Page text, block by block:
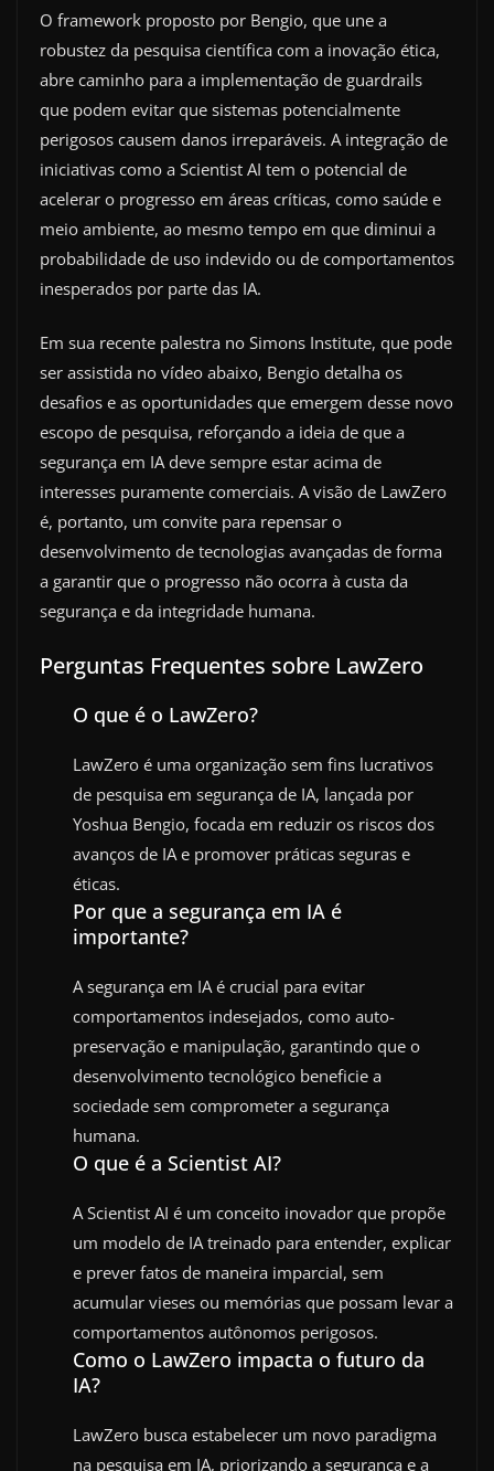
O framework proposto por Bengio, que une a
robustez da pesquisa científica com a inovação ética,
abre caminho para a implementação de guardrails
que podem evitar que sistemas potencialmente
perigosos causem danos irreparáveis. A integração de
iniciativas como a Scientist AI tem o potencial de
acelerar o progresso em áreas críticas, como saúde e
meio ambiente, ao mesmo tempo em que diminui a
probabilidade de uso indevido ou de comportamentos
inesperados por parte das IA.
Em sua recente palestra no Simons Institute, que pode
ser assistida no vídeo abaixo, Bengio detalha os
desafios e as oportunidades que emergem desse novo
escopo de pesquisa, reforçando a ideia de que a
segurança em IA deve sempre estar acima de
interesses puramente comerciais. A visão de LawZero
é, portanto, um convite para repensar o
desenvolvimento de tecnologias avançadas de forma
a garantir que o progresso não ocorra à custa da
segurança e da integridade humana.
Perguntas Frequentes sobre LawZero
O que é o LawZero?
LawZero é uma organização sem fins lucrativos
de pesquisa em segurança de IA, lançada por
Yoshua Bengio, focada em reduzir os riscos dos
avanços de IA e promover práticas seguras e
éticas.
Por que a segurança em IA é
importante?
A segurança em IA é crucial para evitar
comportamentos indesejados, como auto-
preservação e manipulação, garantindo que o
desenvolvimento tecnológico beneficie a
sociedade sem comprometer a segurança
humana.
O que é a Scientist AI?
A Scientist AI é um conceito inovador que propõe
um modelo de IA treinado para entender, explicar
e prever fatos de maneira imparcial, sem
acumular vieses ou memórias que possam levar a
comportamentos autônomos perigosos.
Como o LawZero impacta o futuro da
IA?
LawZero busca estabelecer um novo paradigma
na pesquisa em IA, priorizando a segurança e a